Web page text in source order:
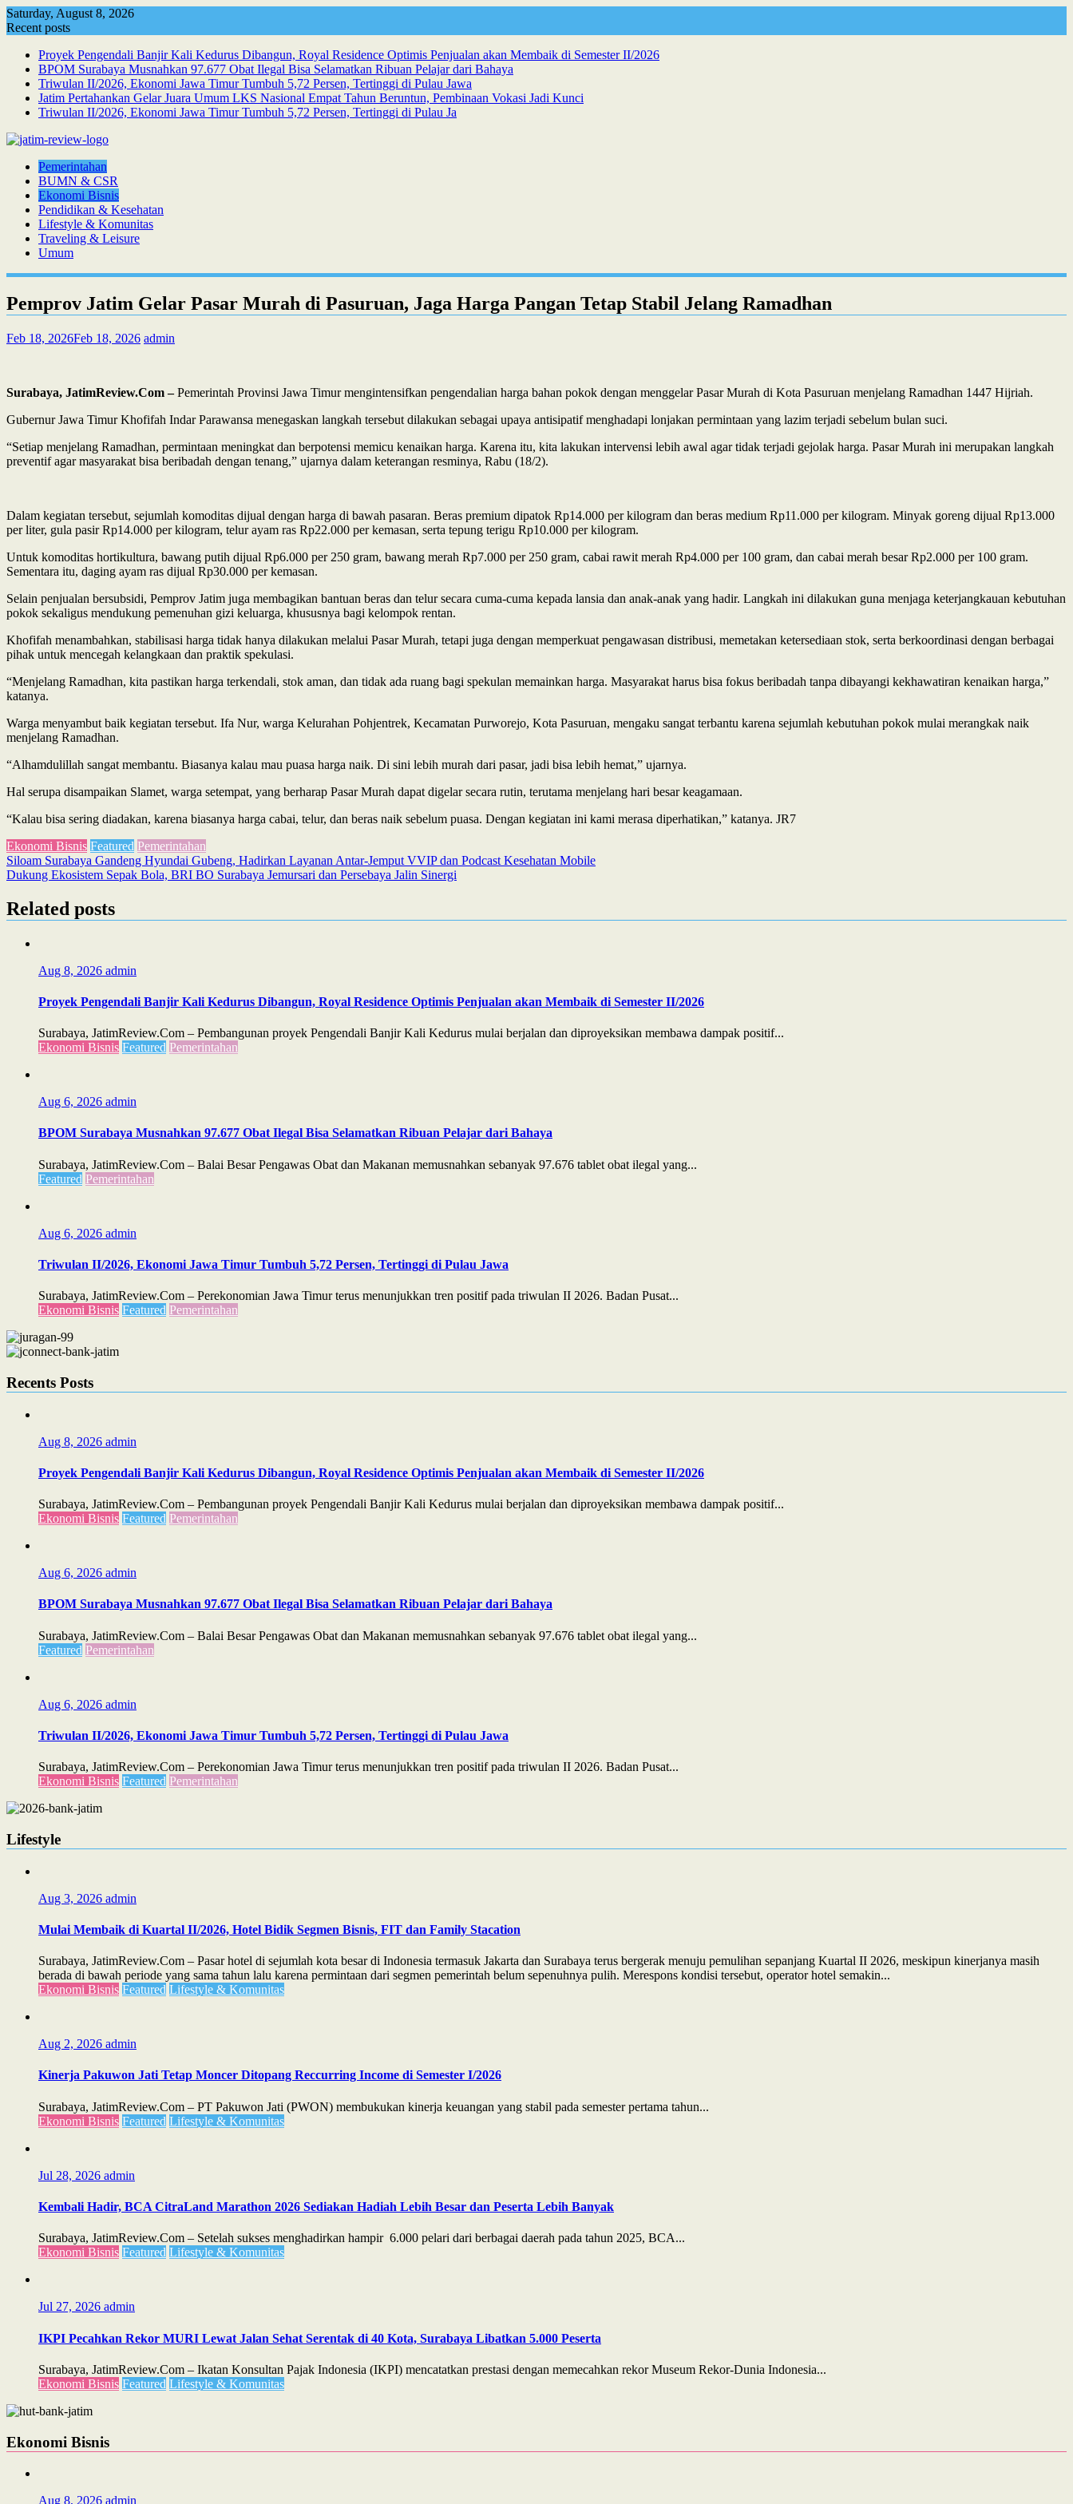
Skip
to
Saturday, August 8, 2026
Recent posts
Proyek Pengendali Banjir Kali Kedurus Dibangun, Royal Residence Optimis Penjualan akan Membaik di Semester II/2026
BPOM Surabaya Musnahkan 97.677 Obat Ilegal Bisa Selamatkan Ribuan Pelajar dari Bahaya
Triwulan II/2026, Ekonomi Jawa Timur Tumbuh 5,72 Persen, Tertinggi di Pulau Jawa
Jatim Pertahankan Gelar Juara Umum LKS Nasional Empat Tahun Beruntun, Pembinaan Vokasi Jadi Kunci
Triwulan II/2026, Ekonomi Jawa Timur Tumbuh 5,72 Persen, Tertinggi di Pulau Ja
Pemerintahan
BUMN & CSR
Ekonomi Bisnis
Pendidikan & Kesehatan
Lifestyle & Komunitas
Traveling & Leisure
Umum
Pemprov Jatim Gelar Pasar Murah di Pasuruan, Jaga Harga Pangan Tetap Stabil Jelang Ramadhan
Feb 18, 2026Feb 18, 2026 admin
Surabaya, JatimReview.Com –Pemerintah Provinsi Jawa Timur mengintensifkan pengendalian harga bahan pokok dengan menggelar Pasar Murah di Kota Pasuruan menjelang Ramadhan 1447 Hijriah.
Gubernur Jawa Timur Khofifah Indar Parawansa menegaskan langkah tersebut dilakukan sebagai upaya antisipatif menghadapi lonjakan permintaan yang lazim terjadi sebelum bulan suci.
“Setiap menjelang Ramadhan, permintaan meningkat dan berpotensi memicu kenaikan harga. Karena itu, kita lakukan intervensi lebih awal agar tidak terjadi gejolak harga. Pasar Murah ini merupakan langkah
preventif agar masyarakat bisa beribadah dengan tenang,” ujarnya dalam keterangan resminya, Rabu (18/2).
Dalam kegiatan tersebut, sejumlah komoditas dijual dengan harga di bawah pasaran. Beras premium dipatok Rp14.000 per kilogram dan beras medium Rp11.000 per kilogram. Minyak goreng dijual Rp13.000
per liter, gula pasir Rp14.000 per kilogram, telur ayam ras Rp22.000 per kemasan, serta tepung terigu Rp10.000 per kilogram.
Untuk komoditas hortikultura, bawang putih dijual Rp6.000 per 250 gram, bawang merah Rp7.000 per 250 gram, cabai rawit merah Rp4.000 per 100 gram, dan cabai merah besar Rp2.000 per 100 gram.
Sementara itu, daging ayam ras dijual Rp30.000 per kemasan.
Selain penjualan bersubsidi, Pemprov Jatim juga membagikan bantuan beras dan telur secara cuma-cuma kepada lansia dan anak-anak yang hadir. Langkah ini dilakukan guna menjaga keterjangkauan kebutuhan
pokok sekaligus mendukung pemenuhan gizi keluarga, khususnya bagi kelompok rentan.
Khofifah menambahkan, stabilisasi harga tidak hanya dilakukan melalui Pasar Murah, tetapi juga dengan memperkuat pengawasan distribusi, memetakan ketersediaan stok, serta berkoordinasi dengan berbagai
pihak untuk mencegah kelangkaan dan praktik spekulasi.
“Menjelang Ramadhan, kita pastikan harga terkendali, stok aman, dan tidak ada ruang bagi spekulan memainkan harga. Masyarakat harus bisa fokus beribadah tanpa dibayangi kekhawatiran kenaikan harga,”
katanya.
Warga menyambut baik kegiatan tersebut. Ifa Nur, warga Kelurahan Pohjentrek, Kecamatan Purworejo, Kota Pasuruan, mengaku sangat terbantu karena sejumlah kebutuhan pokok mulai merangkak naik
menjelang Ramadhan.
“Alhamdulillah sangat membantu. Biasanya kalau mau puasa harga naik. Di sini lebih murah dari pasar, jadi bisa lebih hemat,” ujarnya.
Hal serupa disampaikan Slamet, warga setempat, yang berharap Pasar Murah dapat digelar secara rutin, terutama menjelang hari besar keagamaan.
“Kalau bisa sering diadakan, karena biasanya harga cabai, telur, dan beras naik sebelum puasa. Dengan kegiatan ini kami merasa diperhatikan,” katanya. JR7
Ekonomi Bisnis Featured Pemerintahan
Post
navigation
Siloam Surabaya Gandeng Hyundai Gubeng, Hadirkan Layanan Antar-Jemput VVIP dan Podcast Kesehatan Mobile
Dukung Ekosistem Sepak Bola, BRI BO Surabaya Jemursari dan Persebaya Jalin Sinergi
Related posts
Aug 8, 2026 admin
Proyek Pengendali Banjir Kali Kedurus Dibangun, Royal Residence Optimis Penjualan akan Membaik di Semester II/2026
Surabaya, JatimReview.Com – Pembangunan proyek Pengendali Banjir Kali Kedurus mulai berjalan dan diproyeksikan membawa dampak positif...
Ekonomi Bisnis Featured Pemerintahan
Aug 6, 2026 admin
BPOM Surabaya Musnahkan 97.677 Obat Ilegal Bisa Selamatkan Ribuan Pelajar dari Bahaya
Surabaya, JatimReview.Com – Balai Besar Pengawas Obat dan Makanan memusnahkan sebanyak 97.676 tablet obat ilegal yang...
Featured Pemerintahan
Aug 6, 2026 admin
Triwulan II/2026, Ekonomi Jawa Timur Tumbuh 5,72 Persen, Tertinggi di Pulau Jawa
Surabaya, JatimReview.Com – Perekonomian Jawa Timur terus menunjukkan tren positif pada triwulan II 2026. Badan Pusat...
Ekonomi Bisnis Featured Pemerintahan
Recents Posts
Aug 8, 2026 admin
Proyek Pengendali Banjir Kali Kedurus Dibangun, Royal Residence Optimis Penjualan akan Membaik di Semester II/2026
Surabaya, JatimReview.Com – Pembangunan proyek Pengendali Banjir Kali Kedurus mulai berjalan dan diproyeksikan membawa dampak positif...
Ekonomi Bisnis Featured Pemerintahan
Aug 6, 2026 admin
BPOM Surabaya Musnahkan 97.677 Obat Ilegal Bisa Selamatkan Ribuan Pelajar dari Bahaya
Surabaya, JatimReview.Com – Balai Besar Pengawas Obat dan Makanan memusnahkan sebanyak 97.676 tablet obat ilegal yang...
Featured Pemerintahan
Aug 6, 2026 admin
Triwulan II/2026, Ekonomi Jawa Timur Tumbuh 5,72 Persen, Tertinggi di Pulau Jawa
Surabaya, JatimReview.Com – Perekonomian Jawa Timur terus menunjukkan tren positif pada triwulan II 2026. Badan Pusat...
Ekonomi Bisnis Featured Pemerintahan
Lifestyle
Aug 3, 2026 admin
Mulai Membaik di Kuartal II/2026, Hotel Bidik Segmen Bisnis, FIT dan Family Stacation
Surabaya, JatimReview.Com – Pasar hotel di sejumlah kota besar di Indonesia termasuk Jakarta dan Surabaya terus bergerak menuju pemulihan sepanjang Kuartal II 2026, meskipun kinerjanya masih
berada di bawah periode yang sama tahun lalu karena permintaan dari segmen pemerintah belum sepenuhnya pulih. Merespons kondisi tersebut, operator hotel semakin...
Ekonomi Bisnis Featured Lifestyle & Komunitas
Aug 2, 2026 admin
Kinerja Pakuwon Jati Tetap Moncer Ditopang Reccurring Income di Semester I/2026
Surabaya, JatimReview.Com – PT Pakuwon Jati (PWON) membukukan kinerja keuangan yang stabil pada semester pertama tahun...
Ekonomi Bisnis Featured Lifestyle & Komunitas
Jul 28, 2026 admin
Kembali Hadir, BCA CitraLand Marathon 2026 Sediakan Hadiah Lebih Besar dan Peserta Lebih Banyak
Surabaya, JatimReview.Com – Setelah sukses menghadirkan hampir 6.000 pelari dari berbagai daerah pada tahun 2025, BCA...
Ekonomi Bisnis Featured Lifestyle & Komunitas
Jul 27, 2026 admin
IKPI Pecahkan Rekor MURI Lewat Jalan Sehat Serentak di 40 Kota, Surabaya Libatkan 5.000 Peserta
Surabaya, JatimReview.Com – Ikatan Konsultan Pajak Indonesia (IKPI) mencatatkan prestasi dengan memecahkan rekor Museum Rekor-Dunia Indonesia...
Ekonomi Bisnis Featured Lifestyle & Komunitas
Ekonomi Bisnis
Aug 8, 2026 admin